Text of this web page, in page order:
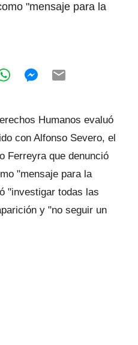
"mensaje para la
Humanos evaluó
con Alfonso Severo, el
Ferreyra que denunció
"mensaje para la
"investigar todas las
y "no seguir un